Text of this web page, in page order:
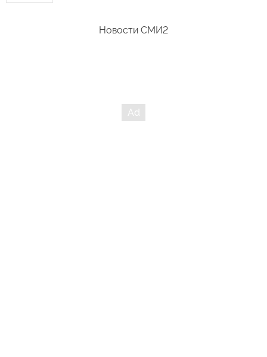
Новости СМИ2